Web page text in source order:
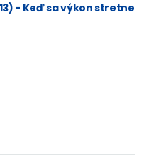
- Keď sa výkon stretne